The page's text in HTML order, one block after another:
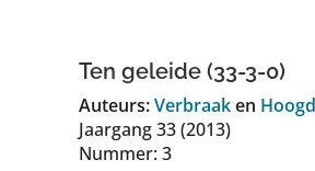
Ten geleide (33-3-0)
Auteurs:Verbraaken
Jaargang 33 (2013)
Nummer: 3